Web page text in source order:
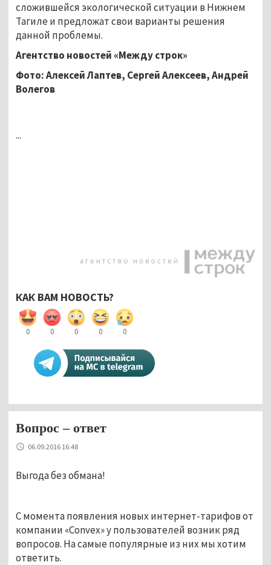
сложившейся экологической ситуации в Нижнем
Тагиле и предложат свои варианты решения
данной проблемы.
Агентство новостей «Между строк»
Фото: Алексей Лаптев, Сергей Алексеев, Андрей
Волегов
...
КАК ВАМ НОВОСТЬ?
0 0 0 0 0
Вопрос – ответ
06.09.2016 16:48
Выгода без обмана!
С момента появления новых интернет-тарифов от
компании «Convex» у пользователей возник ряд
вопросов. На самые популярные из них мы хотим
ответить.